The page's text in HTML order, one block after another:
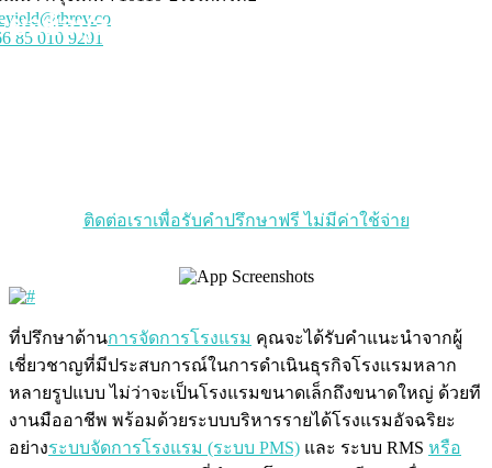
85 010 9291
ขอข้อมูลเพิ่มเติมเกี่ยวกับ
ติดต่อเราเพื่อรับคำปรึกษาฟรี ไม่มีค่าใช้จ่าย
ที่ปรึกษาด้านการจัดการโรงแรม คุณจะได้รับคำแนะนำจากผู้
เชี่ยวชาญที่มีประสบการณ์ในการดำเนินธุรกิจโรงแรมหลาก
หลายรูปแบบ ไม่ว่าจะเป็นโรงแรมขนาดเล็กถึงขนาดใหญ่ ด้วยที
งานมืออาชีพ พร้อมด้วยระบบบริหารรายได้โรงแรมอัจฉริยะ
อย่างระบบจัดการโรงแรม (ระบบ PMS) และ ระบบ RMS หรือ